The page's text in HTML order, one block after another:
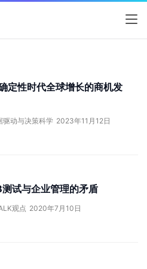
定性时代全球增长的商机发
驱动与决策科学 2023年11月12日
试与企业管理的矛盾
观点 2020年7月10日